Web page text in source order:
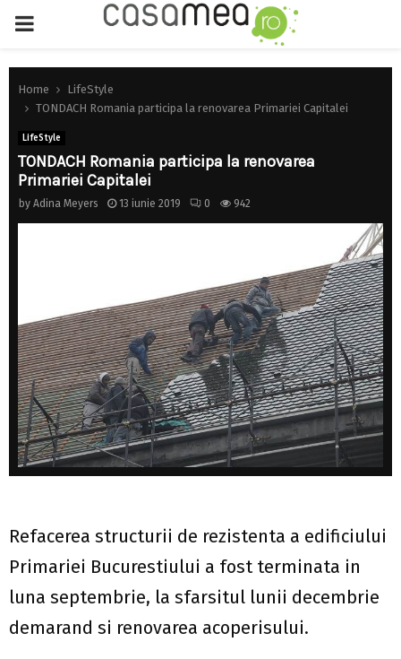
PRIMARY
MENU
Home
LifeStyle
TONDACH Romania participa la renovarea Primariei Capitalei
LifeStyle
TONDACH Romania participa la renovarea
Primariei Capitalei
by Adina Meyers 13 iunie 2019 0 942
Refacerea structurii de rezistenta a edificiului
Primariei Bucurestiului a fost terminata in
luna septembrie, la sfarsitul lunii decembrie
demarand si renovarea acoperisului.